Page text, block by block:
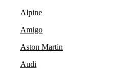
Alpine
Amigo
Aston Martin
Audi